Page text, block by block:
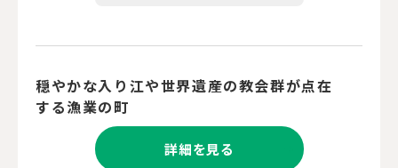
穏やかな入り江や世界遺産の教会群が点在
する漁業の町
詳細を見る